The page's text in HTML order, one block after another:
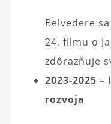
Belvedere
24. filmu o
zdôrazňuje
2023-2025
rozvoja